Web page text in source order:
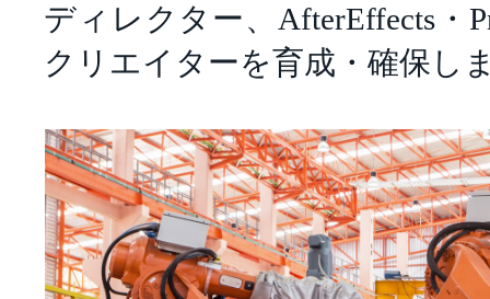
ディレクター、AfterEffects・
クリエイターを育成・確保し